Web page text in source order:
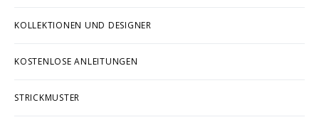
KOLLEKTIONEN UND DESIGNER
KOSTENLOSE ANLEITUNGEN
STRICKMUSTER